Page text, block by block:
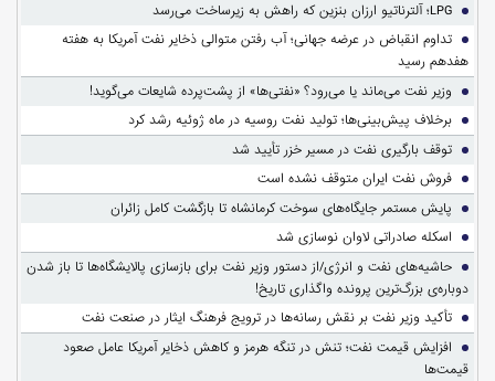
LPG؛ آلترناتیو ارزان بنزین که راهش به زیرساخت می‌رسد
تداوم انقباض در عرضه جهانی؛ آب رفتن متوالی ذخایر نفت آمریکا به هفته
هفدهم رسید
وزیر نفت می‌ماند یا می‌رود؟ «نفتی‌ها» از پشت‌پرده شایعات می‌گوید!
برخلاف پیش‌بینی‌ها؛ تولید نفت روسیه در ماه ژوئیه رشد کرد
توقف بارگیری نفت در مسیر خزر تأیید شد
فروش نفت ایران متوقف نشده است
پایش مستمر جایگاه‌های سوخت کرمانشاه تا بازگشت کامل زائران
اسکله صادراتی لاوان نوسازی شد
حاشیه‌های نفت و انرژی/از دستور وزیر نفت برای بازسازی پالایشگاه‌ها تا باز شدن
دوباره‌ی بزرگ‌ترین پرونده واگذاری تاریخ!
تأکید وزیر نفت بر نقش رسانه‌ها در ترویج فرهنگ ایثار در صنعت نفت
افزایش قیمت نفت؛ تنش در تنگه هرمز و کاهش ذخایر آمریکا عامل صعود
قیمت‌ها